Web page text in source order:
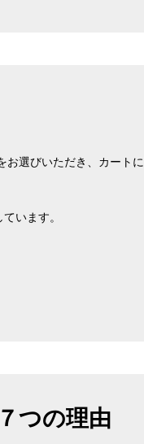
お選びいただき、カート
います。
つの理由